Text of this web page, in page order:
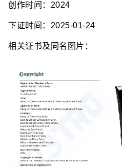
创作时间：2024
下证时间：2025-01-24
相关证书及同名图片：